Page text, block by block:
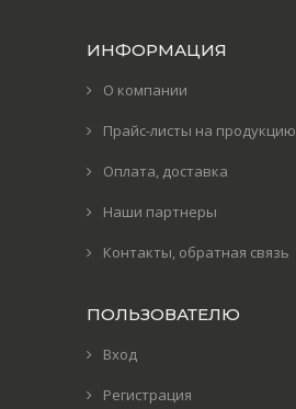
ИНФОРМАЦИЯ
О компании
Прайс-листы на продукцию
Оплата, доставка
Наши партнеры
Контакты, обратная связь
ПОЛЬЗОВАТЕЛЮ
Вход
Регистрация